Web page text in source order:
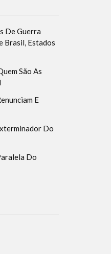
De Guerra
Brasil, Estados
São As
E
Do
Do